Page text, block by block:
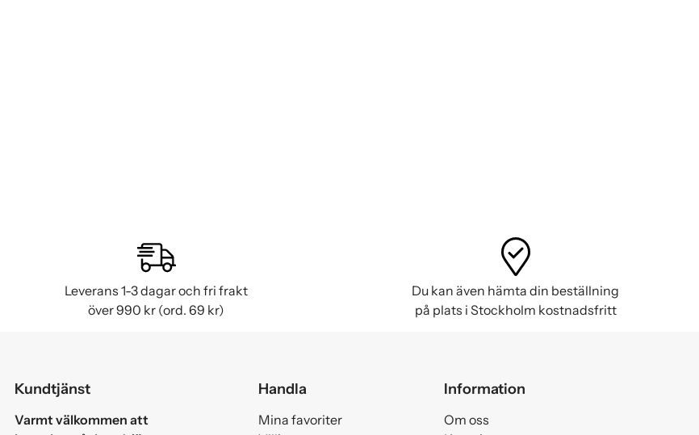
Leverans 1-3 dagar och fri frakt
över 990 kr (ord. 69 kr)
Du kan även hämta din beställning
på plats i Stockholm kostnadsfritt
Kundtjänst
Varmt välkommen att
Handla
Mina favoriter
Information
Om oss